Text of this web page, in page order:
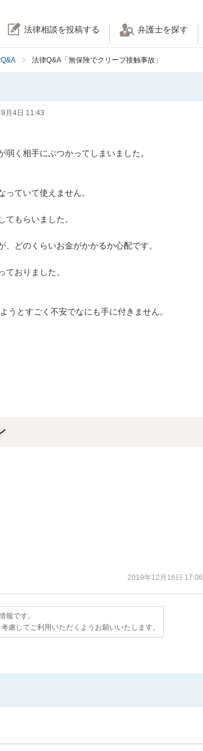
法律相談を投稿する 弁護士を探す
法律Q&A「無保険でクリープ接触事故」
月4日 11:43
く相手にぶつかってしまいました。
ていて使えません。
もらいました。
どのくらいお金がかかるか心配です。
おりました。
うとすごく不安でなにも手に付きません。
2019年12月16日 17:06
報です。
慮してご利用いただくようお願いいたします。